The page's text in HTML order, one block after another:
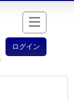
ログイン